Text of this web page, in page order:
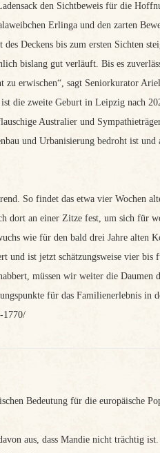
den Sichtbeweis für die
Erlinga und den zarten
Deckens bis zum ersten Sichten
bislang gut verläuft. Bis es
zu erwischen“, sagt Seniorkurator
ist die zweite Geburt in Leipzig nach
Australier und
und Urbanisierung bedroht ist und
So findet das etwa vier Wochen
dort an einer Zitze fest, um sich für
wie für den bald drei Jahre alten
und ist jetzt schätzungsweise vier bis
müssen wir weiter die Daumen
für das Familienerlebnis in
1770/
Bedeutung für die europäische
aus, dass Mandie nicht trächtig ist.